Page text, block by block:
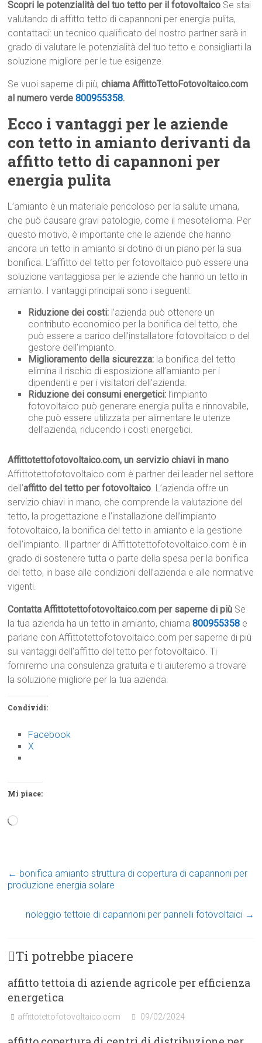
Scopri le potenzialità del tuo tetto per il fotovoltaico Se stai
valutando di affitto tetto di capannoni per energia pulita,
contattaci: un tecnico qualificato del nostro partner sarà in
grado di valutare le potenzialità del tuo tetto e consigliarti la
soluzione migliore per le tue esigenze.
Se vuoi saperne di più,chiama AffittoTettoFotovoltaico.com
al numero verde800955358.
Ecco i vantaggi per le aziende
con tetto in amianto derivanti da
affitto tetto di capannoni per
energia pulita
L’amianto è un materiale pericoloso per la salute umana,
che può causare gravi patologie, come il mesotelioma. Per
questo motivo, è importante che le aziende che hanno
ancora un tetto in amianto si dotino di un piano per la sua
bonifica. L’affitto del tetto per fotovoltaico può essere una
soluzione vantaggiosa per le aziende che hanno un tetto in
amianto. I vantaggi principali sono i seguenti:
Riduzione dei costi: l’azienda può ottenere un
contributo economico per la bonifica del tetto, che
può essere a carico dell’installatore fotovoltaico o del
gestore dell’impianto.
Miglioramento della sicurezza: la bonifica del tetto
elimina il rischio di esposizione all’amianto per i
dipendenti e per i visitatori dell’azienda.
Riduzione dei consumi energetici: l’impianto
fotovoltaico può generare energia pulita e rinnovabile,
che può essere utilizzata per alimentare le utenze
dell’azienda, riducendo i costi energetici.
Affittotettofotovoltaico.com, un servizio chiavi in mano
Affittotettofotovoltaico.com è partner dei leader nel settore
dell’affitto del tetto per fotovoltaico. L’azienda offre un
servizio chiavi in mano, che comprende la valutazione del
tetto, la progettazione e l’installazione dell’impianto
fotovoltaico, la bonifica del tetto in amianto e la gestione
dell’impianto. Il partner di Affittotettofotovoltaico.com è in
grado di sostenere tutta o parte della spesa per la bonifica
del tetto, in base alle condizioni dell’azienda e alle normative
vigenti.
Contatta Affittotettofotovoltaico.com per saperne di più Se
la tua azienda ha un tetto in amianto, chiama800955358 e
parlane con Affittotettofotovoltaico.com per saperne di più
sui vantaggi dell’affitto del tetto per fotovoltaico. Ti
forniremo una consulenza gratuita e ti aiuteremo a trovare
la soluzione migliore per la tua azienda.
Condividi:
Facebook
X
Mi piace:
Caricamento
← bonifica amianto struttura di copertura di capannoni per
produzione energia solare
noleggio tettoie di capannoni per pannelli fotovoltaici →
Ti potrebbe piacere
affitto tettoia di aziende agricole per efficienza
energetica
affittotettofotovoltaico.com 09/02/2024